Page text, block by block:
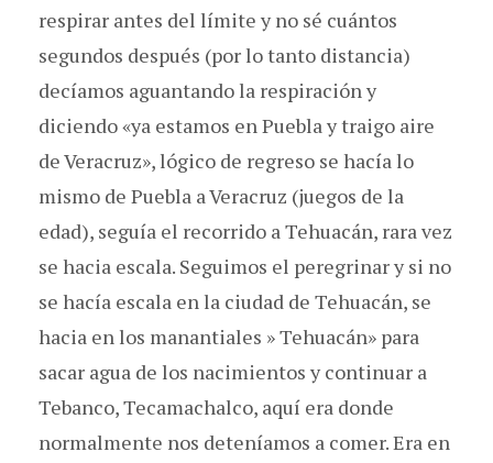
respirar antes del límite y no sé cuántos
segundos después (por lo tanto distancia)
decíamos aguantando la respiración y
diciendo «ya estamos en Puebla y traigo aire
de Veracruz», lógico de regreso se hacía lo
mismo de Puebla a Veracruz (juegos de la
edad), seguía el recorrido a Tehuacán, rara vez
se hacia escala. Seguimos el peregrinar y si no
se hacía escala en la ciudad de Tehuacán, se
hacia en los manantiales » Tehuacán» para
sacar agua de los nacimientos y continuar a
Tebanco, Tecamachalco, aquí era donde
normalmente nos deteníamos a comer. Era en